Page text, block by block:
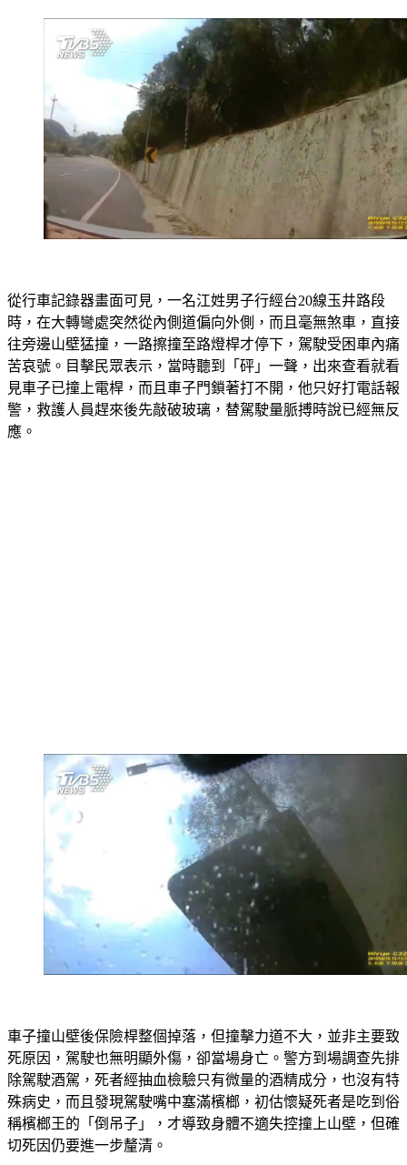
從行車記錄器畫面可見，一名江姓男子行經台20線玉井路段
時，在大轉彎處突然從內側道偏向外側，而且毫無煞車，直接
往旁邊山壁猛撞，一路擦撞至路燈桿才停下，駕駛受困車內痛
苦哀號。目擊民眾表示，當時聽到「砰」一聲，出來查看就看
見車子已撞上電桿，而且車子門鎖著打不開，他只好打電話報
警，救護人員趕來後先敲破玻璃，替駕駛量脈搏時說已經無反
車子撞山壁後保險桿整個掉落，但撞擊力道不大，並非主要致
死原因，駕駛也無明顯外傷，卻當場身亡。警方到場調查先排
除駕駛酒駕，死者經抽血檢驗只有微量的酒精成分，也沒有特
殊病史，而且發現駕駛嘴中塞滿檳榔，初估懷疑死者是吃到俗
稱檳榔王的「倒吊子」，才導致身體不適失控撞上山壁，但確